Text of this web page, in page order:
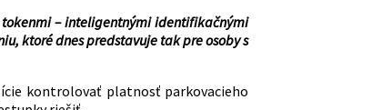
tokenmi – inteligentnými identifikačnými
ktoré dnes predstavuje tak pre osoby s
kontrolovať platnosť parkovacieho